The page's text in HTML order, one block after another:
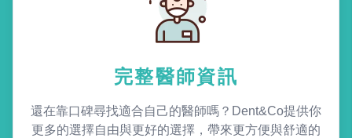
完整醫師資訊
還在靠口碑尋找適合自己的醫師嗎？Dent&Co提供你
更多的選擇自由與更好的選擇，帶來更方便與舒適的